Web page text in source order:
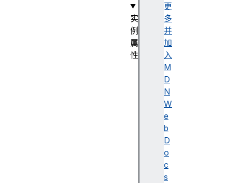
更
多
并
加
入
M
D
N
W
e
b
D
o
c
s
实
例
属
性